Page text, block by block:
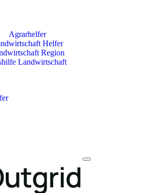
Agrarhelfer
Helfer
Region
Landwirtschaft